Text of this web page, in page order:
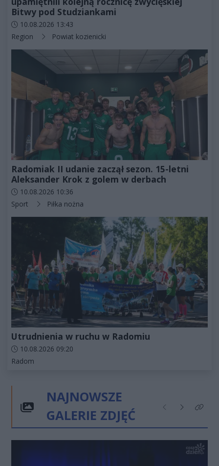
Bitwy pod Studziankami
Data dodania artykułu:
10.08.2026 13:43
Kategorie artykułu:
Region Powiat kozienicki
Radomiak II udanie zaczął sezon. 15-letni
Aleksander Krok z golem w derbach
Data dodania artykułu:
10.08.2026 10:36
Kategorie artykułu:
Sport Piłka nożna
Utrudnienia w ruchu w Radomiu
Data dodania artykułu:
10.08.2026 09:20
Kategorie artykułu:
Radom
NAJNOWSZE
GALERIE ZDJĘĆ
Poprzednie
NastępneKliknij